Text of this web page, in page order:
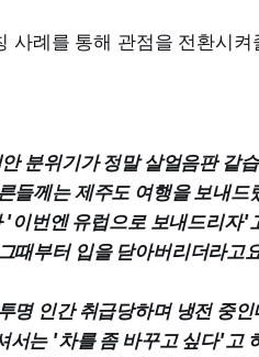
사례를 통해 관점을 전환시켜
분위기가 정말 살얼음판 같
들께는 제주도 여행을 보내
'이번엔 유럽으로 보내드리자'
때부터 입을 닫아버리더라고
명 인간 취급당하며 냉전 중
서는 '차를 좀 바꾸고 싶다'고